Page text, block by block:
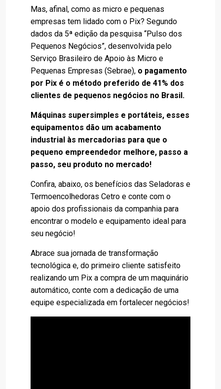
Mas, afinal, como as micro e pequenas
empresas tem lidado com o Pix? Segundo
dados da 5ª edição da pesquisa “Pulso dos
Pequenos Negócios”, desenvolvida pelo
Serviço Brasileiro de Apoio às Micro e
Pequenas Empresas (Sebrae), o pagamento
por Pix é o método preferido de 41% dos
clientes de pequenos negócios no Brasil.
Máquinas supersimples e portáteis, esses
equipamentos dão um acabamento
industrial às mercadorias para que o
pequeno empreendedor melhore, passo a
passo, seu produto no mercado!
Confira, abaixo, os benefícios das Seladoras e
Termoencolhedoras Cetro e conte com o
apoio dos profissionais da companhia para
encontrar o modelo e equipamento ideal para
seu negócio!
Abrace sua jornada de transformação
tecnológica e, do primeiro cliente satisfeito
realizando um Pix a compra de um maquinário
automático, conte com a dedicação de uma
equipe especializada em fortalecer negócios!